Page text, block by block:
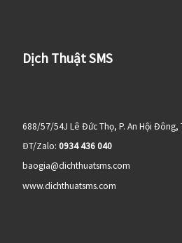
Dịch Thuật SMS
688/57/54J Lê Đức Thọ, P. An Hội Đông,
ĐT/Zalo: 0934 436 040
baogia@dichthuatsms.com
www.dichthuatsms.com